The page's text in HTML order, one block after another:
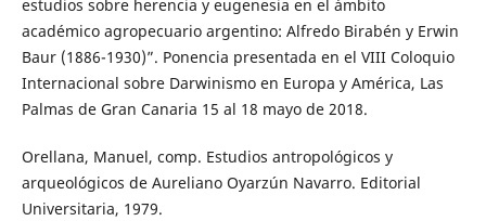
estudios sobre herencia y eugenesia en el ámbito
académico agropecuario argentino: Alfredo Birabén y Erwin
Baur (1886-1930)”. Ponencia presentada en el VIII Coloquio
Internacional sobre Darwinismo en Europa y América, Las
Palmas de Gran Canaria 15 al 18 mayo de 2018.
Orellana, Manuel, comp. Estudios antropológicos y
arqueológicos de Aureliano Oyarzún Navarro. Editorial
Universitaria, 1979.